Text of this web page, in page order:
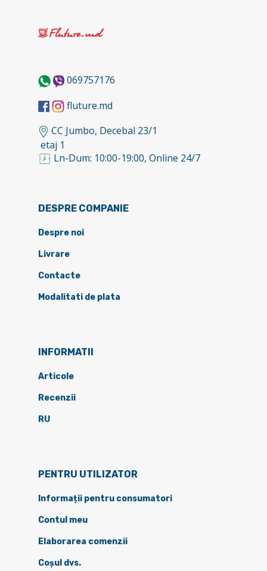
069757176
fluture.md
CC Jumbo, Decebal 23/1
etaj 1
Ln-Dum: 10:00-19:00, Online 24/7
DESPRE COMPANIE
Despre noi
Livrare
Contacte
Modalitati de plata
INFORMATII
Articole
Recenzii
RU
PENTRU UTILIZATOR
Informații pentru consumatori
Contul meu
Elaborarea comenzii
Coșul dvs.